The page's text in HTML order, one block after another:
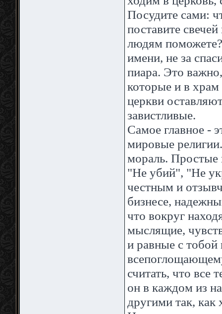
Посудите сами:
поставите
людям
имени, не за
пиара. Это
которые и в храм
церкви
завистливые.
Самое главное -
мировые
мораль. Простые
"Не убий", "Не
честным и
бизнесе,
что вокруг
мыслящие,
и равные с тобой
считать, что все
он в каждом из
другими так,